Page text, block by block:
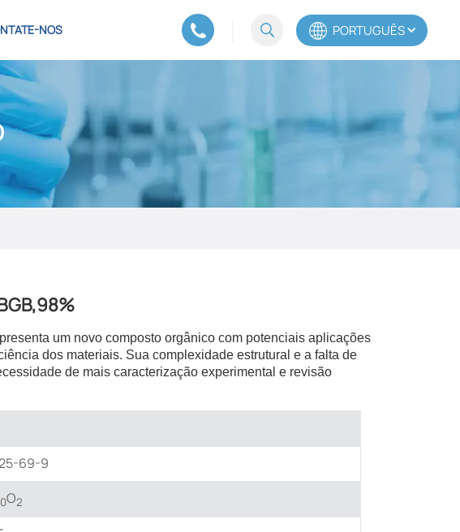
NOS PORTUGUÊS
Español
um novo composto orgânico com potenciais aplicações
dos materiais. Sua complexidade estrutural e a falta de
de mais caracterização experimental e revisão
69-9
O2